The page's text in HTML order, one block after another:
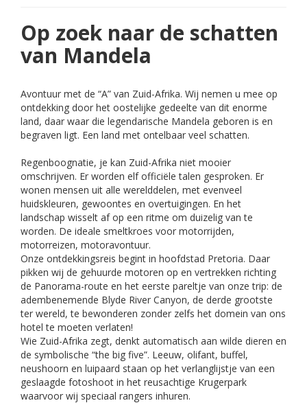
Op zoek naar de schatten
van Mandela
Avontuur met de “A” van Zuid-Afrika. Wij nemen u mee op
ontdekking door het oostelijke gedeelte van dit enorme
land, daar waar die legendarische Mandela geboren is en
begraven ligt. Een land met ontelbaar veel schatten.
Regenboognatie, je kan Zuid-Afrika niet mooier
omschrijven. Er worden elf officiële talen gesproken. Er
wonen mensen uit alle werelddelen, met evenveel
huidskleuren, gewoontes en overtuigingen. En het
landschap wisselt af op een ritme om duizelig van te
worden. De ideale smeltkroes voor motorrijden,
motorreizen, motoravontuur.
Onze ontdekkingsreis begint in hoofdstad Pretoria. Daar
pikken wij de gehuurde motoren op en vertrekken richting
de Panorama-route en het eerste pareltje van onze trip: de
adembenemende Blyde River Canyon, de derde grootste
ter wereld, te bewonderen zonder zelfs het domein van ons
hotel te moeten verlaten!
Wie Zuid-Afrika zegt, denkt automatisch aan wilde dieren en
de symbolische “the big five”. Leeuw, olifant, buffel,
neushoorn en luipaard staan op het verlanglijstje van een
geslaagde fotoshoot in het reusachtige Krugerpark
waarvoor wij speciaal rangers inhuren.